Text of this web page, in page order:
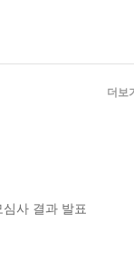
사 결과 발표
더보